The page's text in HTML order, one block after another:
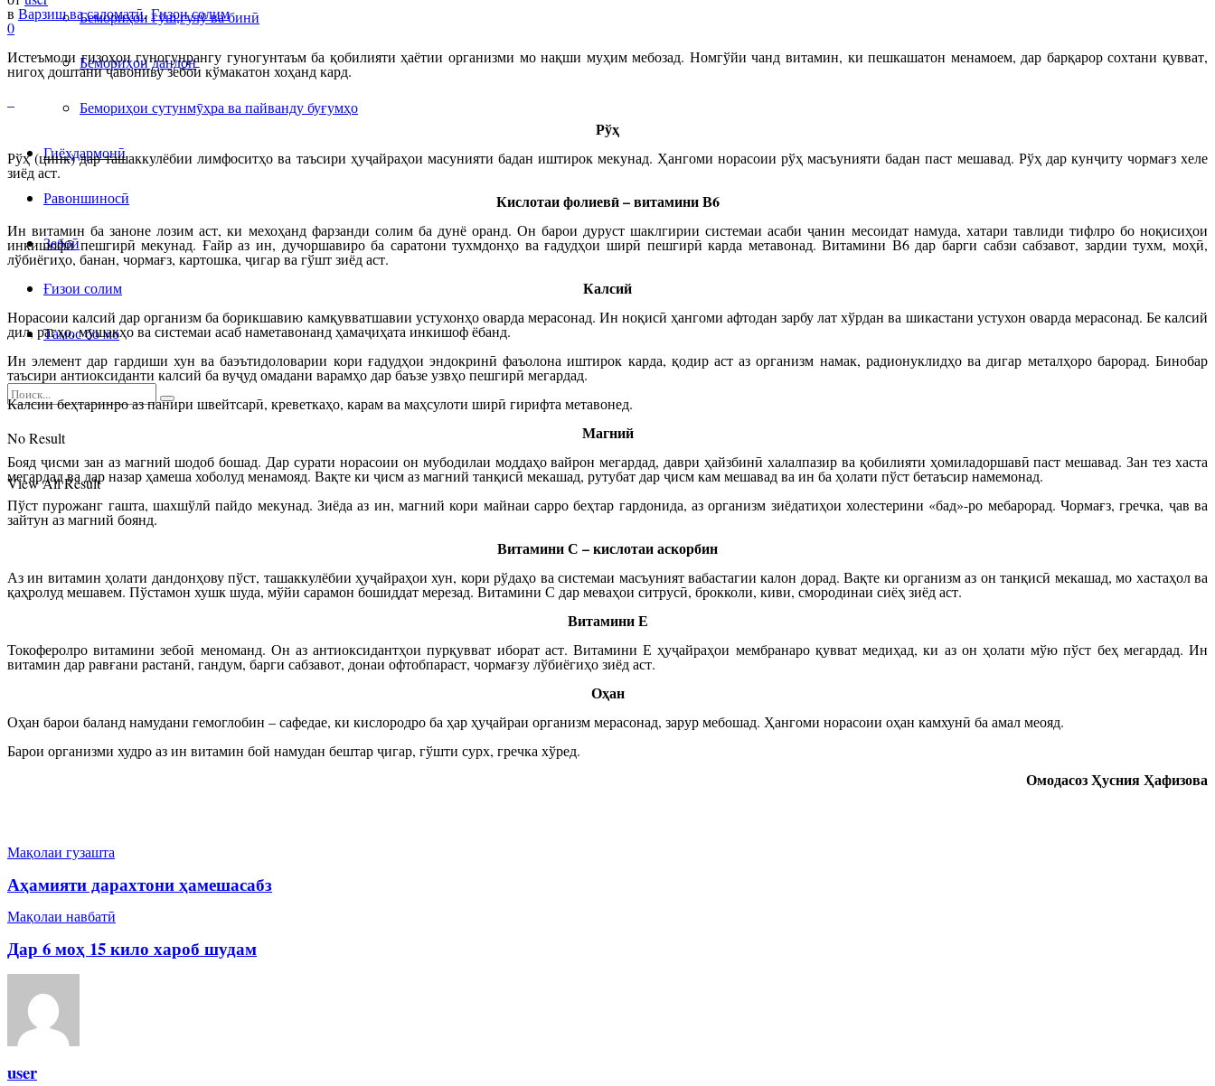
Бемориҳои гӯш,гулӯ ва бинӣ
Бемориҳои дандон
Бемориҳои сутунмӯҳра ва пайванду буғумҳо
Гиёҳдармонӣ
Равоншиносӣ
Зебоӣ
Ғизои солим
Тамос бо мо
No Result
View All Result
в Варзиш ва саломатӣ,Ғизои солим
0
Истеъмоли ғизоҳои гуногунрангу гуногунтаъм ба қобилияти ҳаётии организми мо нақши муҳим мебозад. Номгўйи чанд витамин, ки пешкашатон менамоем, дар барқарор сохтани қувват,
нигоҳ доштани ҷавониву зебоӣ кўмакатон хоҳанд кард.
Рўҳ
Рўҳ (цинк) дар ташаккулёбии лимфоситҳо ва таъсири ҳуҷайраҳои масунияти бадан иштирок мекунад. Ҳангоми норасоии рўҳ масъунияти бадан паст мешавад. Рўҳ дар кунҷиту чормағз хеле
зиёд аст.
Кислотаи фолиевӣ – витамини В6
Ин витамин ба заноне лозим аст, ки мехоҳанд фарзанди солим ба дунё оранд. Он барои дуруст шаклгирии системаи асаби ҷанин месоидат намуда, хатари тавлиди тифлро бо ноқисиҳои
инкишофӣ пешгирӣ мекунад. Ғайр аз ин, дучоршавиро ба саратони тухмдонҳо ва ғадудҳои ширӣ пешгирӣ карда метавонад. Витамини В6 дар барги сабзи сабзавот, зардии тухм, моҳӣ,
лўбиёгиҳо, банан, чормағз, картошка, ҷигар ва гўшт зиёд аст.
Калсий
Норасоии калсий дар организм ба борикшавию камқувватшавии устухонҳо оварда мерасонад. Ин ноқисӣ ҳангоми афтодан зарбу лат хўрдан ва шикастани устухон оварда мерасонад. Бе калсий
дил, рагҳо, мушакҳо ва системаи асаб наметавонанд ҳамаҷиҳата инкишоф ёбанд.
Ин элемент дар гардиши хун ва баэътидоловарии кори ғадудҳои эндокринӣ фаъолона иштирок карда, қодир аст аз организм намак, радионуклидҳо ва дигар металҳоро барорад. Бинобар
таъсири антиоксиданти калсий ба вуҷуд омадани варамҳо дар баъзе узвҳо пешгирӣ мегардад.
Калсии беҳтаринро аз панири швейтсарӣ, креветкаҳо, карам ва маҳсулоти ширӣ гирифта метавонед.
Магний
Бояд ҷисми зан аз магний шодоб бошад. Дар сурати норасоии он мубодилаи моддаҳо вайрон мегардад, даври ҳайзбинӣ халалпазир ва қобилияти ҳомиладоршавӣ паст мешавад. Зан тез хаста
мегардад ва дар назар ҳамеша хоболуд менамояд. Вақте ки ҷисм аз магний танқисӣ мекашад, рутубат дар ҷисм кам мешавад ва ин ба ҳолати пўст бетаъсир намемонад.
Пўст пурожанг гашта, шахшўлӣ пайдо мекунад. Зиёда аз ин, магний кори майнаи сарро беҳтар гардонида, аз организм зиёдатиҳои холестерини «бад»-ро мебарорад. Чормағз, гречка, ҷав ва
зайтун аз магний боянд.
Витамини С – кислотаи аскорбин
Аз ин витамин ҳолати дандонҳову пўст, ташаккулёбии ҳуҷайраҳои хун, кори рўдаҳо ва системаи масъуният вабастагии калон дорад. Вақте ки организм аз он танқисӣ мекашад, мо хастаҳол ва
қаҳролуд мешавем. Пўстамон хушк шуда, мўйи сарамон бошиддат мерезад. Витамини С дар меваҳои ситрусӣ, брокколи, киви, смородинаи сиёҳ зиёд аст.
Витамини Е
Токоферолро витамини зебоӣ меноманд. Он аз антиоксидантҳои пурқувват иборат аст. Витамини Е ҳуҷайраҳои мембранаро қувват медиҳад, ки аз он ҳолати мўю пўст беҳ мегардад. Ин
витамин дар равғани растанӣ, гандум, барги сабзавот, донаи офтобпараст, чормағзу лўбиёгиҳо зиёд аст.
Оҳан
Оҳан барои баланд намудани гемоглобин – сафедае, ки кислородро ба ҳар ҳуҷайраи организм мерасонад, зарур мебошад. Ҳангоми норасоии оҳан камхунӣ ба амал меояд.
Барои организми худро аз ин витамин бой намудан бештар ҷигар, гўшти сурх, гречка хўред.
Омодасоз Ҳусния Ҳафизова
Мақолаи гузашта
Аҳамияти дарахтони ҳамешасабз
Мақолаи навбатӣ
Дар 6 моҳ 15 кило хароб шудам
user